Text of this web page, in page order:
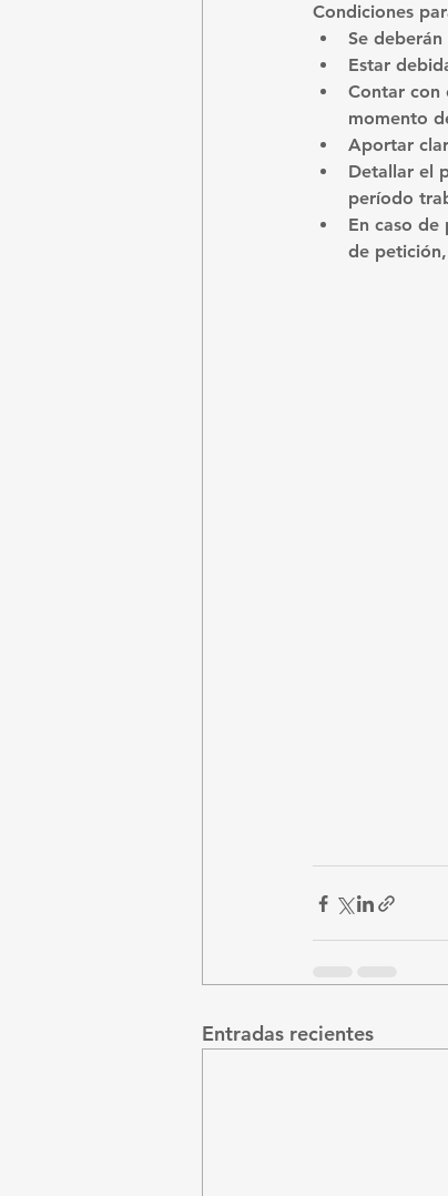
Condiciones
Se
Estar
Contar con
momento
Aportar
Detallar el
período
En caso
de
Entradas recientes